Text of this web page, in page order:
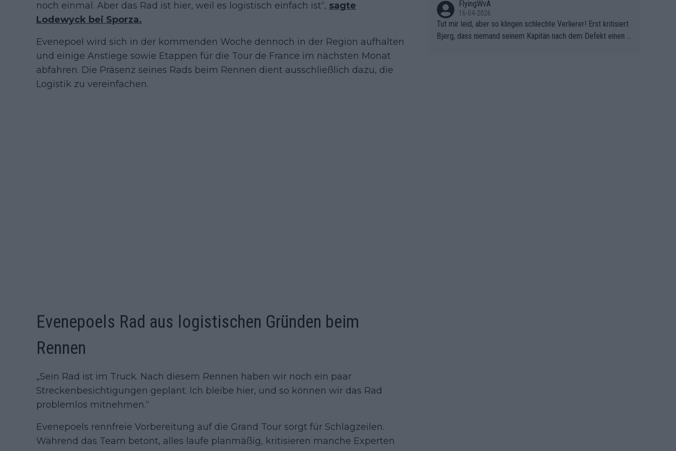
noch einmal. Aber das Rad ist hier, weil es logistisch einfach ist“, sagte
Lodewyck bei Sporza.
Evenepoel wird sich in der kommenden Woche dennoch in der Region aufhalten
und einige Anstiege sowie Etappen für die Tour de France im nächsten Monat
abfahren. Die Präsenz seines Rads beim Rennen dient ausschließlich dazu, die
Logistik zu vereinfachen.
Evenepoels Rad aus logistischen Gründen beim
Rennen
„Sein Rad ist im Truck. Nach diesem Rennen haben wir noch ein paar
Streckenbesichtigungen geplant. Ich bleibe hier, und so können wir das Rad
problemlos mitnehmen.“
Evenepoels rennfreie Vorbereitung auf die Grand Tour sorgt für Schlagzeilen.
Während das Team betont, alles laufe planmäßig, kritisieren manche Experten
FlyingWvA
16-04-2026
Tut mir leid, aber so klingen schlechte Verlierer! Erst kritisiert
Bjerg, dass niemand seinem Kapitän nach dem Defekt einen r